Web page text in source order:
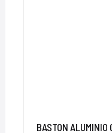
BASTON ALUMINIO